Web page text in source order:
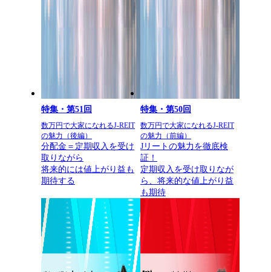
特集・第51回
数万円で大家になれるJ-REIT
の魅力（後編）
分配金＝定期収入を受け
取りながら
将来的には値上がり益も
期待する
特集・第50回
数万円で大家になれるJ-REIT
の魅力（前編）
Jリートの魅力を徹底検
証！
定期収入を受け取りなが
ら、将来的な値上がり益
も期待